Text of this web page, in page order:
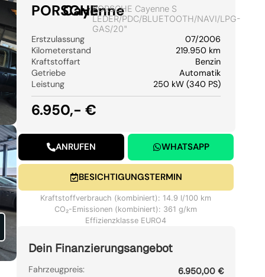
PORSCHE
Cayenne
PORSCHE Cayenne S
LEDER/PDC/BLUETOOTH/NAVI/LPG-
GAS/20"
Erstzulassung
07/2006
Kilometerstand
219.950 km
Kraftstoffart
Benzin
Getriebe
Automatik
Leistung
250 kW (340 PS)
6.950,- €
ANRUFEN WHATSAPP
BESICHTIGUNGSTERMIN
Kraftstoffverbrauch (kombiniert): 14.9 l/100 km
CO₂-Emissionen (kombiniert): 361 g/km
Effizienzklasse EURO4
Dein Finanzierungsangebot
Fahrzeugpreis:
6.950,00 €